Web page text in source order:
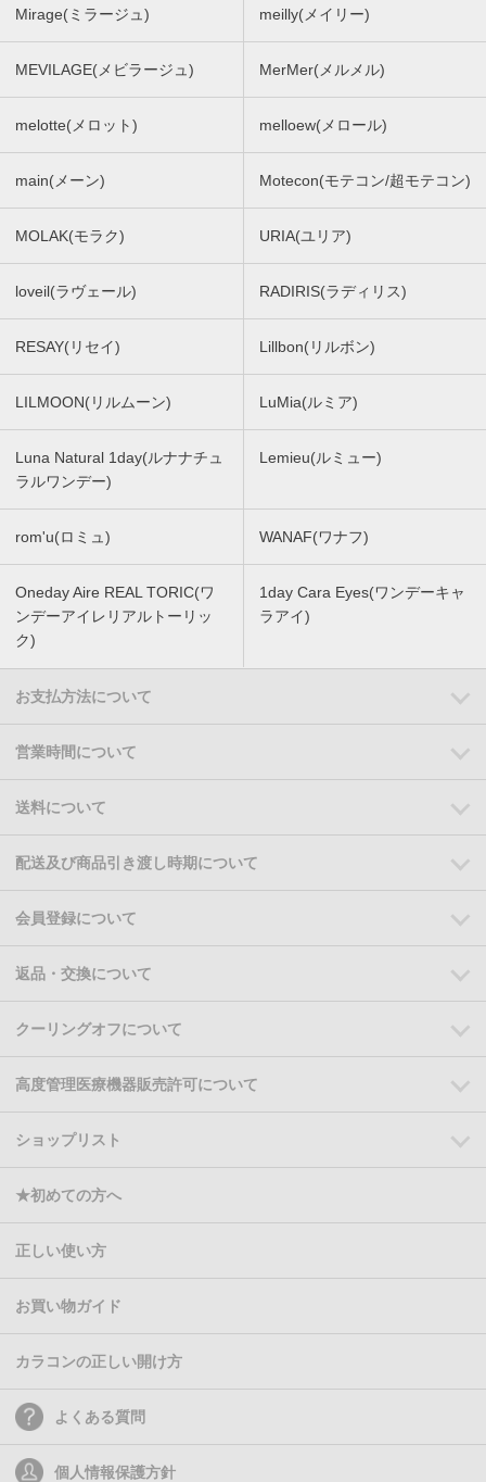
Mirage(ミラージュ) meilly(メイリー)
MEVILAGE(メビラージュ) MerMer(メルメル)
melotte(メロット) melloew(メロール)
main(メーン) Motecon(モテコン/超モテコン)
MOLAK(モラク) URIA(ユリア)
loveil(ラヴェール) RADIRIS(ラディリス)
RESAY(リセイ) Lillbon(リルボン)
LILMOON(リルムーン) LuMia(ルミア)
Luna Natural 1day(ルナナチュ
ラルワンデー)
Lemieu(ルミュー)
rom'u(ロミュ) WANAF(ワナフ)
Oneday Aire REAL TORIC(ワ
ンデーアイレリアルトーリッ
ク)
1day Cara Eyes(ワンデーキャ
ラアイ)
お支払方法について
営業時間について
送料について
配送及び商品引き渡し時期について
会員登録について
返品・交換について
クーリングオフについて
高度管理医療機器販売許可について
ショップリスト
★初めての方へ
正しい使い方
お買い物ガイド
カラコンの正しい開け方
よくある質問
個人情報保護方針